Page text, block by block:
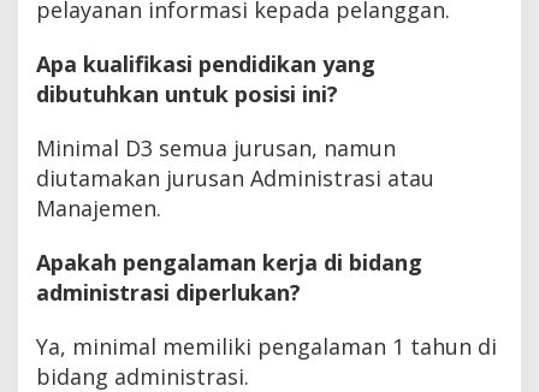
pelayanan informasi kepada pelanggan.
Apa kualifikasi pendidikan yang
dibutuhkan untuk posisi ini?
Minimal D3 semua jurusan, namun
diutamakan jurusan Administrasi atau
Manajemen.
Apakah pengalaman kerja di bidang
administrasi diperlukan?
Ya, minimal memiliki pengalaman 1 tahun di
bidang administrasi.